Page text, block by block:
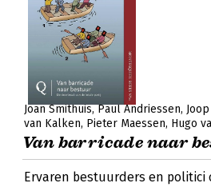
Joan Smithuis Paul Andriessen
van Kalken Pieter Maessen Hugo
Van barricade naar
Ervaren bestuurders en